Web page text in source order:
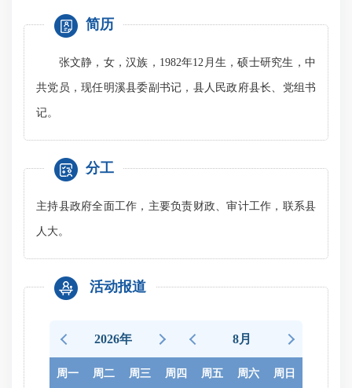
简历
张文静，女，汉族，1982年12月生，硕士研究生，中
共党员，现任明溪县委副书记，县人民政府县长、党组书
记。
分工
主持县政府全面工作，主要负责财政、审计工作，联系县
人大。
活动报道
2026年 8月
周一 周二 周三 周四 周五 周六 周日